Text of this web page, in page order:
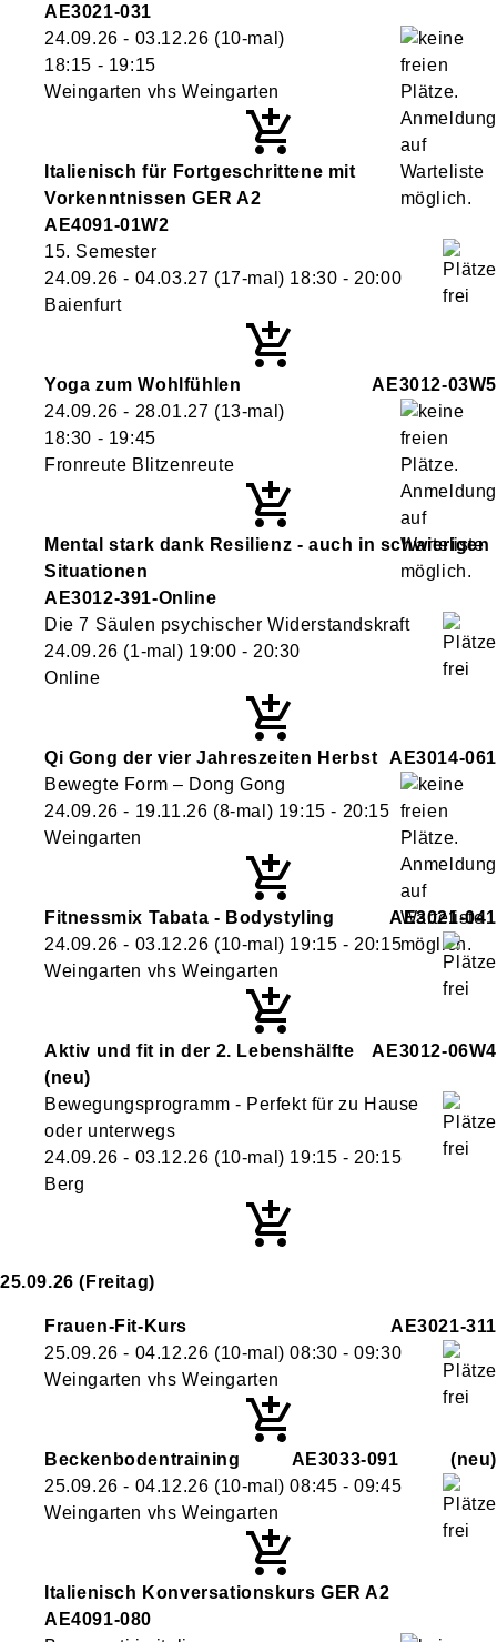
AE3021-031
24.09.26 - 03.12.26 (10-mal)
18:15 - 19:15
Weingarten vhs Weingarten
Italienisch für Fortgeschrittene mit
Vorkenntnissen GER A2
AE4091-01W2
15. Semester
24.09.26 - 04.03.27 (17-mal) 18:30 - 20:00
Baienfurt
Yoga zum Wohlfühlen
AE3012-03W5
24.09.26 - 28.01.27 (13-mal)
18:30 - 19:45
Fronreute Blitzenreute
Mental stark dank Resilienz - auch in schwierigen
Situationen
AE3012-391-Online
Die 7 Säulen psychischer Widerstandskraft
24.09.26 (1-mal) 19:00 - 20:30
Online
Qi Gong der vier Jahreszeiten Herbst
AE3014-061
Bewegte Form – Dong Gong
24.09.26 - 19.11.26 (8-mal) 19:15 - 20:15
Weingarten
Fitnessmix Tabata - Bodystyling
AE3021-041
24.09.26 - 03.12.26 (10-mal) 19:15 - 20:15
Weingarten vhs Weingarten
Aktiv und fit in der 2. Lebenshälfte
AE3012-06W4
neu
Bewegungsprogramm - Perfekt für zu Hause
oder unterwegs
24.09.26 - 03.12.26 (10-mal) 19:15 - 20:15
Berg
25.09.26 (Freitag)
Frauen-Fit-Kurs
AE3021-311
25.09.26 - 04.12.26 (10-mal)08:30 - 09:30
Weingarten vhs Weingarten
Beckenbodentraining AE3033-091
neu
25.09.26 - 04.12.26 (10-mal)08:45 - 09:45
Weingarten vhs Weingarten
Italienisch Konversationskurs GER A2
AE4091-080